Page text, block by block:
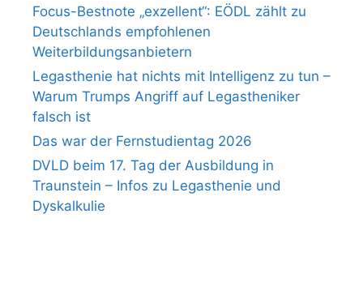
Focus-Bestnote „exzellent“: EÖDL zählt zu
Deutschlands empfohlenen
Weiterbildungsanbietern
Legasthenie hat nichts mit Intelligenz zu tun –
Warum Trumps Angriff auf Legastheniker
falsch ist
Das war der Fernstudientag 2026
DVLD beim 17. Tag der Ausbildung in
Traunstein – Infos zu Legasthenie und
Dyskalkulie